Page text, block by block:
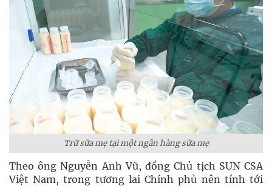
Trữ sữa mẹ tại một ngân hàng sữa mẹ
Theo ông Nguyễn Anh Vũ, đồng Chủ tịch SUN CSA
Việt Nam, trong tương lai Chính phủ nên tính tới